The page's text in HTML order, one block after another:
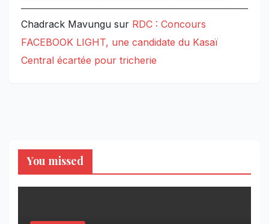
Chadrack Mavungu sur RDC : Concours
FACEBOOK LIGHT, une candidate du Kasaï
Central écartée pour tricherie
You missed